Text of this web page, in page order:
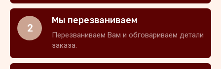
2
Мы перезваниваем
Перезваниваем Вам и обговариваем детали
заказа.